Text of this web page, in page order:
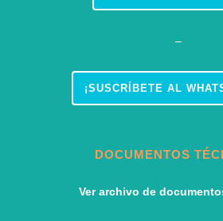
–
¡SUSCRÍBETE AL
DOCUMENTOS
Ver archivo de